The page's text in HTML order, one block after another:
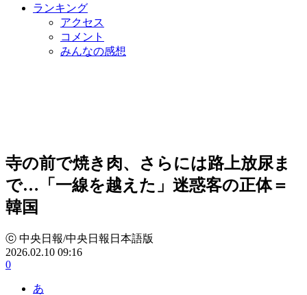
ランキング
アクセス
コメント
みんなの感想
寺の前で焼き肉、さらには路上放尿ま
で…「一線を越えた」迷惑客の正体＝
韓国
ⓒ 中央日報/中央日報日本語版
2026.02.10 09:16
0
あ